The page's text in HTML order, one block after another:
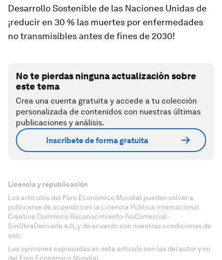
Desarrollo Sostenible de las Naciones Unidas de
¡reducir en 30 % las muertes por enfermedades
no transmisibles antes de fines de 2030!
No te pierdas ninguna actualización sobre
este tema
Crea una cuenta gratuita y accede a tu colección
personalizada de contenidos con nuestras últimas
publicaciones y análisis.
Inscríbete de forma gratuita
Licencia y republicación
Los artículos del Foro Económico Mundial pueden volver a
publicarse de acuerdo con la Licencia Pública Internacional
Creative Commons Reconocimiento-NoComercial-
SinObraDerivada 4.0, y de acuerdo con nuestras condiciones de
uso.
Las opiniones expresadas en este artículo son las del autor y no
del Foro Económico Mundial.